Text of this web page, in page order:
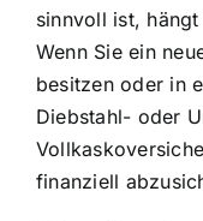
sinnvoll ist,
Wenn Sie ein
besitzen oder in
Diebstahl- oder
finanziell